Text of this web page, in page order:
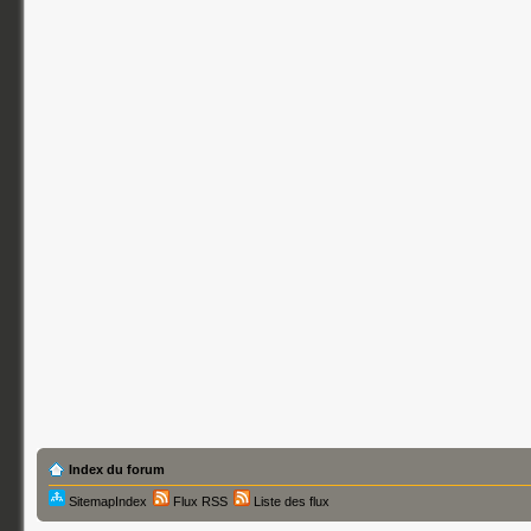
Index du forum
SitemapIndex Flux RSS Liste des flux